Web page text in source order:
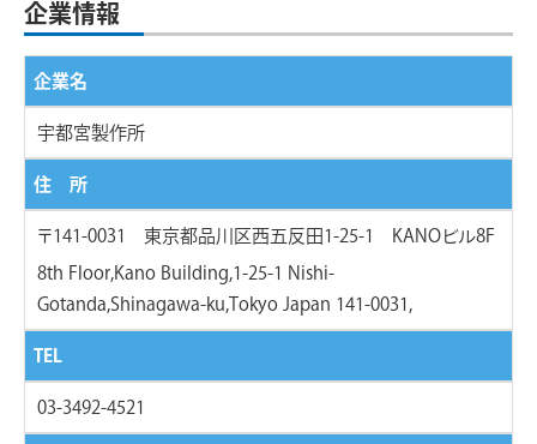
企業情報
企業名
宇都宮製作所
住 所
〒141-0031 東京都品川区西五反田1-25-1 KANOビル8F
8th Floor,Kano Building,1-25-1 Nishi-
Gotanda,Shinagawa-ku,Tokyo Japan 141-0031,
TEL
03-3492-4521